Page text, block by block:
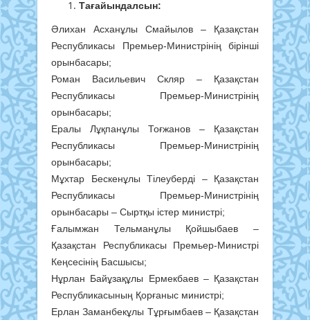
Тағайындалсын:
Әлихан Асханұлы Смайылов – Қазақстан
Республикасы Премьер-Министрінің бірінші
орынбасары;
Роман Васильевич Скляр – Қазақстан
Республикасы Премьер-Министрінің
орынбасары;
Ералы Лұқпанұлы Тоғжанов – Қазақстан
Республикасы Премьер-Министрінің
орынбасары;
Мұхтар Бескенұлы Тілеуберді – Қазақстан
Республикасы Премьер-Министрінің
орынбасары – Сыртқы істер министрі;
Ғалымжан Тельманұлы Қойшыбаев –
Қазақстан Республикасы Премьер-Министрі
Кеңсесінің Басшысы;
Нұрлан Байұзақұлы Ермекбаев – Қазақстан
Республикасының Қорғаныс министрі;
Ерлан Заманбекұлы Тұрғымбаев – Қазақстан